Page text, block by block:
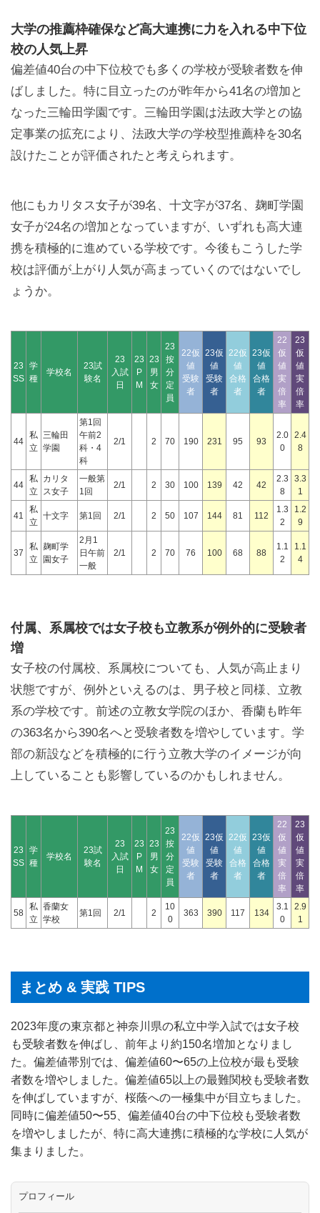
大学の推薦枠確保など高大連携に力を入れる中下位
校の人気上昇
偏差値40台の中下位校でも多くの学校が受験者数を伸
ばしました。特に目立ったのが昨年から41名の増加と
なった三輪田学園です。三輪田学園は法政大学との協
定事業の拡充により、法政大学の学校型推薦枠を30名
設けたことが評価されたと考えられます。
他にもカリタス女子が39名、十文字が37名、麹町学園
女子が24名の増加となっていますが、いずれも高大連
携を積極的に進めている学校です。今後もこうした学
校は評価が上がり人気が高まっていくのではないでし
ょうか。
23
SS
学
種
学校名
23試
験名
23
入試
日
23
P
M
23
男
女
23
按
分
定
員
22仮
値
受験
者
23仮
値
受験
者
22仮
値
合格
者
23仮
値
合格
者
22
仮
値
実
倍
率
23
仮
値
実
倍
率
44
私
立
三輪田
学園
第1回
午前2
科・4
科
2/1 2 70 190 231 95 93
2.0
0
2.4
8
44
私
立
カリタ
ス女子
一般第
1回
2/1 2 30 100 139 42 42
2.3
8
3.3
1
41
私
立
十文字 第1回 2/1 2 50 107 144 81 112
1.3
2
1.2
9
37
私
立
麹町学
園女子
2月1
日午前
一般
2/1 2 70 76 100 68 88
1.1
2
1.1
4
付属、系属校では女子校も立教系が例外的に受験者
増
女子校の付属校、系属校についても、人気が高止まり
状態ですが、例外といえるのは、男子校と同様、立教
系の学校です。前述の立教女学院のほか、香蘭も昨年
の363名から390名へと受験者数を増やしています。学
部の新設などを積極的に行う立教大学のイメージが向
上していることも影響しているのかもしれません。
23
SS
学
種
学校名
23試
験名
23
入試
日
23
P
M
23
男
女
23
按
分
定
員
22仮
値
受験
者
23仮
値
受験
者
22仮
値
合格
者
23仮
値
合格
者
22
仮
値
実
倍
率
23
仮
値
実
倍
率
58
私
立
香蘭女
学校
第1回 2/1 2
10
0
363 390 117 134
3.1
0
2.9
1
まとめ & 実践 TIPS
2023年度の東京都と神奈川県の私立中学入試では女子校
も受験者数を伸ばし、前年より約150名増加となりまし
た。偏差値帯別では、偏差値60〜65の上位校が最も受験
者数を増やしました。偏差値65以上の最難関校も受験者数
を伸ばしていますが、桜蔭への一極集中が目立ちました。
同時に偏差値50〜55、偏差値40台の中下位校も受験者数
を増やしましたが、特に高大連携に積極的な学校に人気が
集まりました。
プロフィール